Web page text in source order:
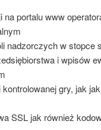
portalu www
nadzorczych w stopce
i wpisów
gry, jak
SSL jak również